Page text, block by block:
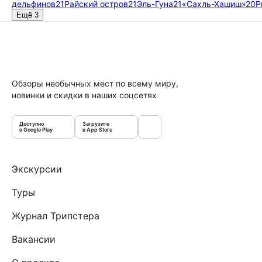
дельфинов21Райский остров21Эль-Гуна21«Сахль-Хашиш»20
Ещё 3
Обзоры необычных мест по всему миру,
новинки и скидки в наших соцсетях
Доступно
в Google Play
Загрузите
в App Store
Экскурсии
Туры
Журнал Трипстера
Вакансии